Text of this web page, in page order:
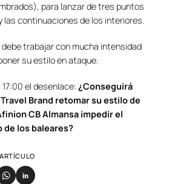
para lanzar de tres puntos
las continuaciones de los interiores.
debe trabajar con mucha intensidad
su estilo en ataque.
el desenlace: ¿Conseguirá
Brand retomar su estilo de
CB Almansa impedir el
los baleares?